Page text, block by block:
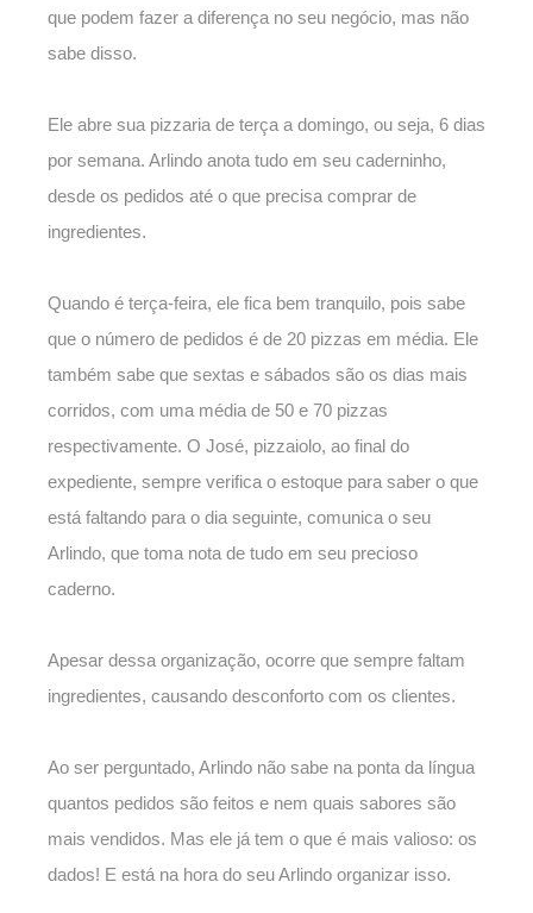
que podem fazer a diferença no seu negócio, mas não
sabe disso.
Ele abre sua pizzaria de terça a domingo, ou seja, 6 dias
por semana. Arlindo anota tudo em seu caderninho,
desde os pedidos até o que precisa comprar de
ingredientes.
Quando é terça-feira, ele fica bem tranquilo, pois sabe
que o número de pedidos é de 20 pizzas em média. Ele
também sabe que sextas e sábados são os dias mais
corridos, com uma média de 50 e 70 pizzas
respectivamente. O José, pizzaiolo, ao final do
expediente, sempre verifica o estoque para saber o que
está faltando para o dia seguinte, comunica o seu
Arlindo, que toma nota de tudo em seu precioso
caderno.
Apesar dessa organização, ocorre que sempre faltam
ingredientes, causando desconforto com os clientes.
Ao ser perguntado, Arlindo não sabe na ponta da língua
quantos pedidos são feitos e nem quais sabores são
mais vendidos. Mas ele já tem o que é mais valioso: os
dados! E está na hora do seu Arlindo organizar isso.